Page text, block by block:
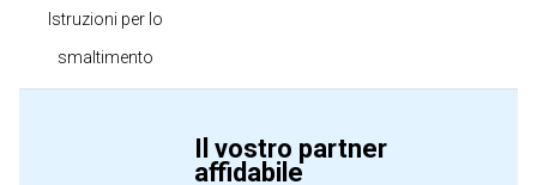
Istruzioni per lo
smaltimento
Il vostro partner
affidabile